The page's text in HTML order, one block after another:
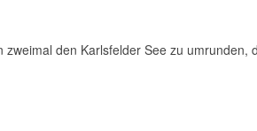
den Karlsfelder See zu umrunden,